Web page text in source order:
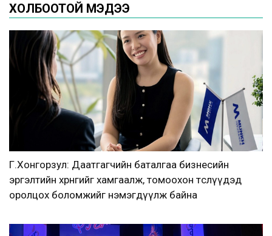
ХОЛБООТОЙ МЭДЭЭ
Г.Хонгорзул: Даатгагчийн баталгаа бизнесийн
эргэлтийн хөрөнгийг хамгаалж, томоохон төслүүдэд
оролцох боломжийг нэмэгдүүлж байна